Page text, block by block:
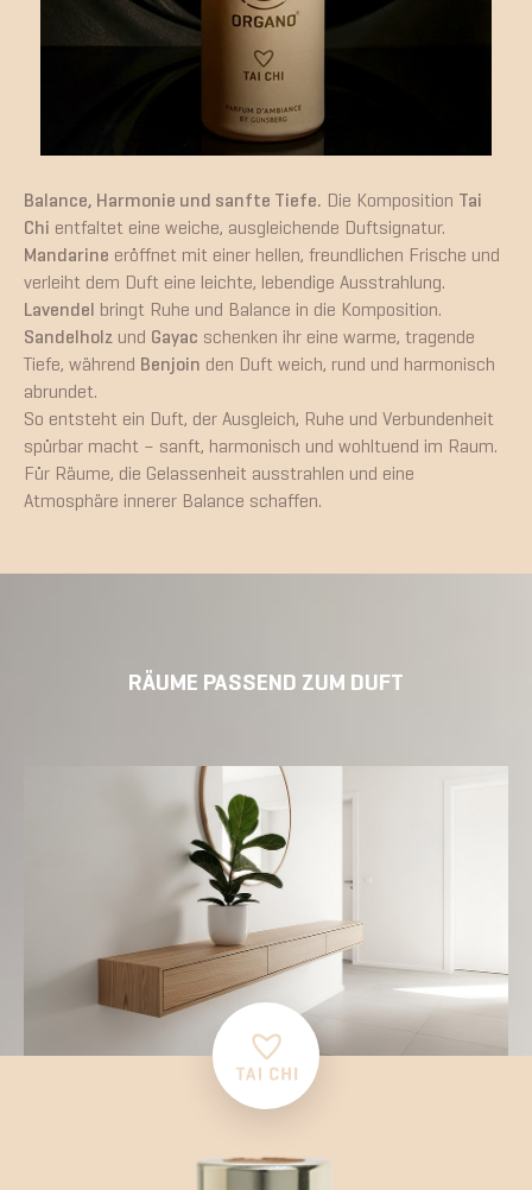
Balance, Harmonie und sanfte Tiefe. Die Komposition Tai
Chi entfaltet eine weiche, ausgleichende Duftsignatur.
Mandarine eröffnet mit einer hellen, freundlichen Frische und
verleiht dem Duft eine leichte, lebendige Ausstrahlung.
Lavendel bringt Ruhe und Balance in die Komposition.
Sandelholz und Gayac schenken ihr eine warme, tragende
Tiefe, während Benjoin den Duft weich, rund und harmonisch
abrundet.
So entsteht ein Duft, der Ausgleich, Ruhe und Verbundenheit
spürbar macht – sanft, harmonisch und wohltuend im Raum.
Für Räume, die Gelassenheit ausstrahlen und eine
Atmosphäre innerer Balance schaffen.
RÄUME PASSEND ZUM DUFT